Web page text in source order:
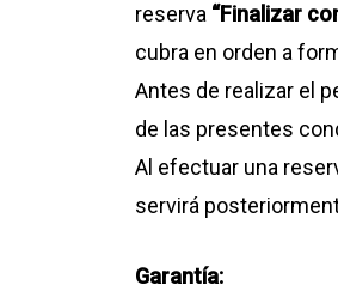
reserva “Finalizar
cubra en orden a
Antes de realizar el
de las presentes
Al efectuar una
servirá
Garantía: